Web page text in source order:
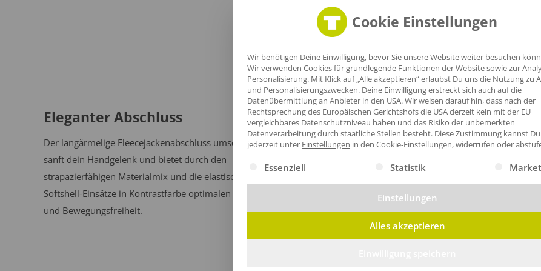
Eleganter Abschluss
Der langärmelige Fleecejackenabschluss umschmeichelt
sanft dein Handgelenk und bietet durch den
strapazierfähigen Materialmix und die elastischen
Softshell-Einsätze in Kontrastfarbe optimalen Komfort
und Bewegungsfreiheit.
Cookie Einstellungen
Wir benötigen Deine Einwilligung, bevor Sie unsere Website weiter besuchen
Wir verwenden Cookies für grundlegende Funktionen der Website sowie zur
Personalisierung. Mit Klick auf „Alle akzeptieren“ erlaubst Du uns die Nutzung zu
und Personalisierungszwecken. Deine Einwilligung erstreckt sich auch auf die
Datenübermittlung an Anbieter in den USA. Wir weisen darauf hin, dass nach der
Rechtsprechung des Europäischen Gerichtshofs die USA derzeit kein mit der EU
vergleichbares Datenschutzniveau haben und das Risiko der unbemerkten
Datenverarbeitung durch staatliche Stellen besteht. Diese Zustimmung kannst Du
jederzeit unter Einstellungen in den Cookie-Einstellungen, widerrufen oder
Es folgt eine Liste der Service-Gruppen, für die eine Einwilligung
Essenziell Statistik
Einstellungen
Alles akzeptieren